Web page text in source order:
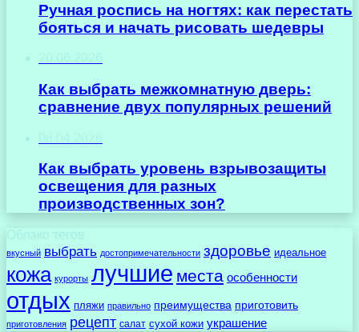
Ручная роспись на ногтях: как перестать
бояться и начать рисовать шедевры
Как выбрать межкомнатную дверь:
сравнение двух популярных решений
Как выбрать уровень взрывозащиты
освещения для разных
производственных зон?
Облако тегов
вкусный выбрать достопримечательности здоровье идеальное
кожа курорты лучшие места особенности
отдых пляжи правильно преимущества приготовить
приготовления рецепт салат сухой кожи украшение